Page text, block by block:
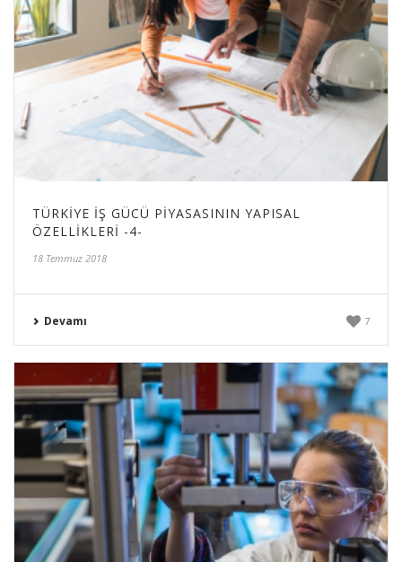
TÜRKIYE İŞ GÜCÜ PIYASASININ YAPISAL
ÖZELLIKLERI -4-
18 Temmuz 2018
Devamı 7